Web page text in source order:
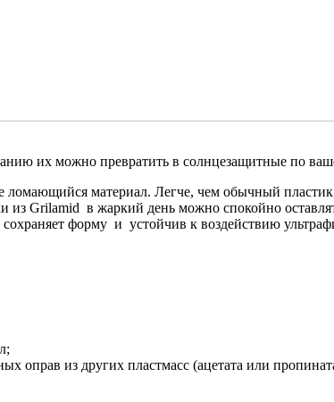
их можно превратить в солнцезащитные по
материал. Легче, чем обычный
из Grilamid в жаркий день можно спокойно
форму и устойчив к воздействию
оправ из других пластмасс (ацетата или